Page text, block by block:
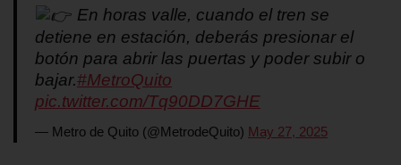
En horas valle, cuando el tren se
detiene en estación, deberás presionar el
botón para abrir las puertas y poder subir o
bajar.#MetroQuito
pic.twitter.com/Tq90DD7GHE
— Metro de Quito (@MetrodeQuito) May 27, 2025